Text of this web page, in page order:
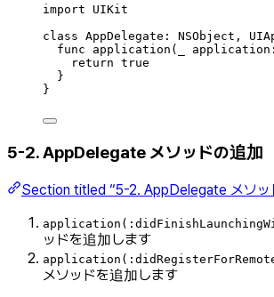
import
UIKit
class AppDelegate : NSObject ,
func
application (
return true
}
}
5-2. AppDelegate メソッドの追加
Section titled “5-2. AppDelegate メソッ
ッドを追加します
メソッドを追加します